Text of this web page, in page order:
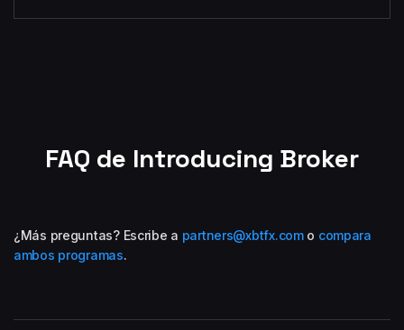
FAQ de Introducing Broker
¿Más preguntas? Escribe a partners@xbtfx.como compara
ambos programas.